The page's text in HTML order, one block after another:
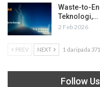
Waste-to-
Teknologi,…
2 Feb 2026
PREV NEXT 1 daripada 371
Follow